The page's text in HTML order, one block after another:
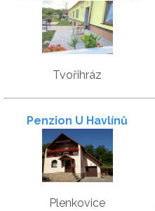
Tvořihráz
Penzion U Havlínů
Plenkovice